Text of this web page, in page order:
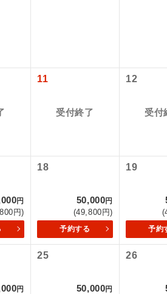
11
受付終了
12
受付
円
円)
18
50,000円
(49,800円)
予約する
19
予約
円
25
50,000円
26
添乗員同行
往路出発空港（
現地到着空港（
スガイド乗務 バスガイドが乗
世界遺産
ユネスコに登録
スです。
絶景スポットに